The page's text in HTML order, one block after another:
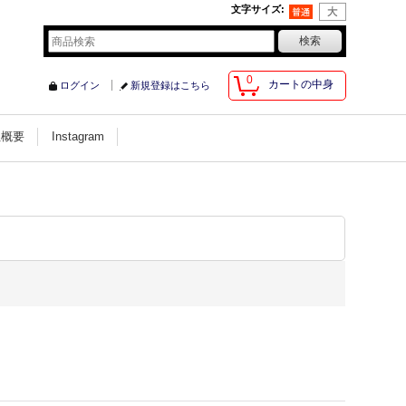
文字サイズ:
0 カートの中身
ログイン 新規登録はこちら
要 Instagram